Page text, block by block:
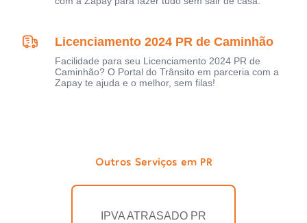
Licenciamento 2024 PR de Caminhão
Facilidade para seu Licenciamento 2024 PR de
Caminhão? O Portal do Trânsito em parceria com a
Zapay te ajuda e o melhor, sem filas!
Outros Serviços em PR
IPVA ATRASADO PR